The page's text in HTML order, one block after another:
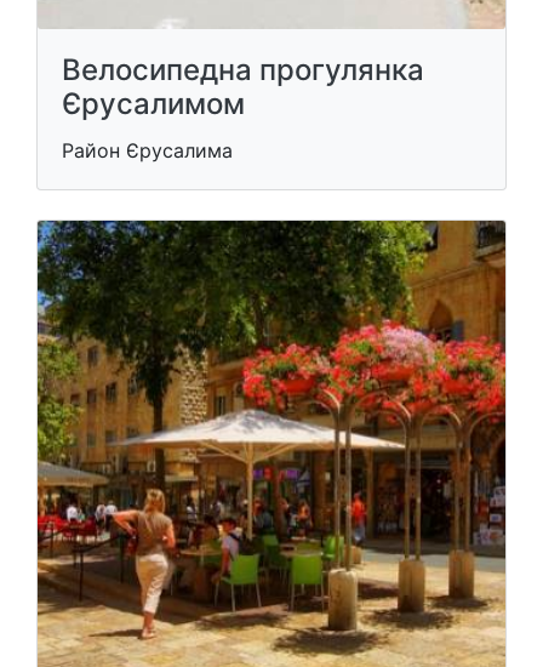
Велосипедна прогулянка
Єрусалимом
Район Єрусалима